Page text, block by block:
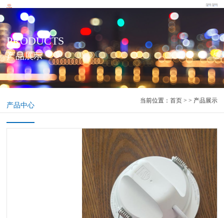
PRODUCTS
产品展示
产品中心
当前位置： 首页> > 产品展示